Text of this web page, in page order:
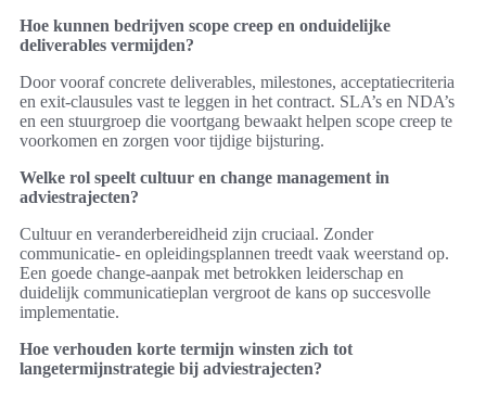
Hoe kunnen bedrijven scope creep en onduidelijke
deliverables vermijden?
Door vooraf concrete deliverables, milestones, acceptatiecriteria
en exit-clausules vast te leggen in het contract. SLA’s en NDA’s
en een stuurgroep die voortgang bewaakt helpen scope creep te
voorkomen en zorgen voor tijdige bijsturing.
Welke rol speelt cultuur en change management in
adviestrajecten?
Cultuur en veranderbereidheid zijn cruciaal. Zonder
communicatie- en opleidingsplannen treedt vaak weerstand op.
Een goede change-aanpak met betrokken leiderschap en
duidelijk communicatieplan vergroot de kans op succesvolle
implementatie.
Hoe verhouden korte termijn winsten zich tot
langetermijnstrategie bij adviestrajecten?